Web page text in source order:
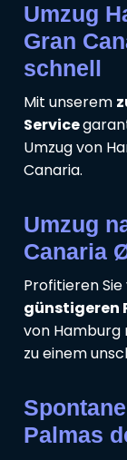
Umzug
Gran
schnell
Mit unserem
Service
Umzug von
Canaria.
Umzug
Canaria
Profitieren Sie
günstigeren
von Hamburg
zu einem
Palmas